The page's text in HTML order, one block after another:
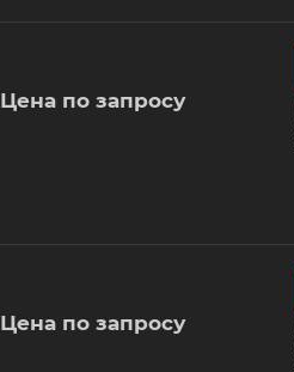
Цена по запросу
Цена по запросу